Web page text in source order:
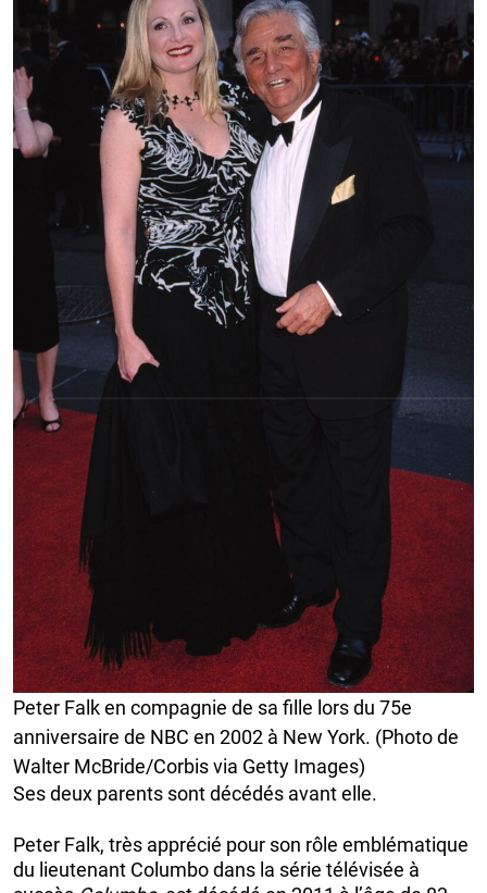
Peter Falk en compagnie de sa fille lors du 75e
anniversaire de NBC en 2002 à New York. (Photo de
Walter McBride/Corbis via Getty Images)
Ses deux parents sont décédés avant elle.
Peter Falk, très apprécié pour son rôle emblématique
du lieutenant Columbo dans la série télévisée à